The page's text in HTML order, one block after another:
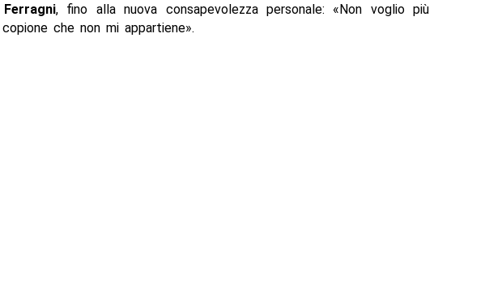
, fino alla nuova consapevolezza personale: «Non voglio più
che non mi appartiene».